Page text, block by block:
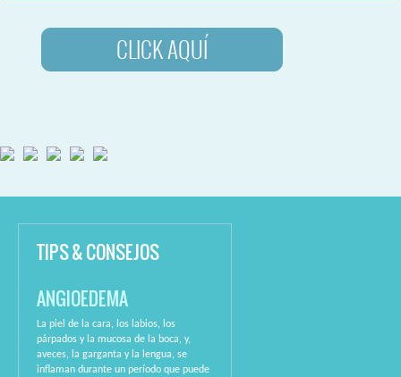
CLICK AQUÍ
TIPS & CONSEJOS
ANGIOEDEMA
La piel de la cara, los labios, los
párpados y la mucosa de la boca, y,
aveces, la garganta y la lengua, se
inflaman durante un período que puede